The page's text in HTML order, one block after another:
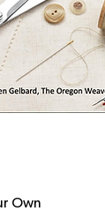
Own